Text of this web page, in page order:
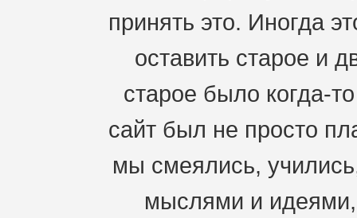
принять это. Иногда
оставить старое и
старое было когда-
сайт был не просто
мы смеялись,
мыслями и